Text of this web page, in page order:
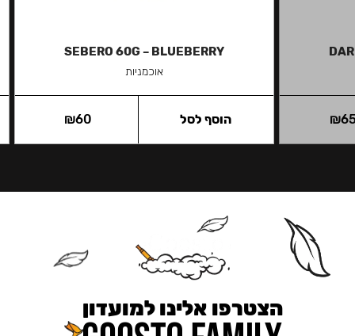
₪
SEBERO 60G – BLUEBERRY
אוכמניות
₪60 הוסף לסל
הצטרפו אלינו למועדון